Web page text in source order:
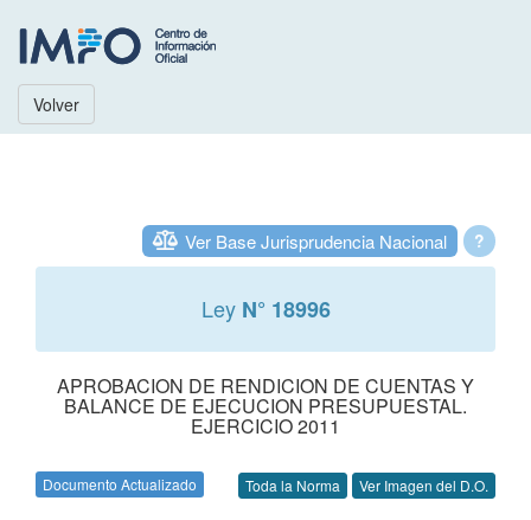
Volver
?
Ver Base Jurisprudencia Nacional
Ley N° 18996
APROBACION DE RENDICION DE CUENTAS Y
BALANCE DE EJECUCION PRESUPUESTAL.
EJERCICIO 2011
Documento Actualizado Toda la Norma Ver Imagen del D.O.